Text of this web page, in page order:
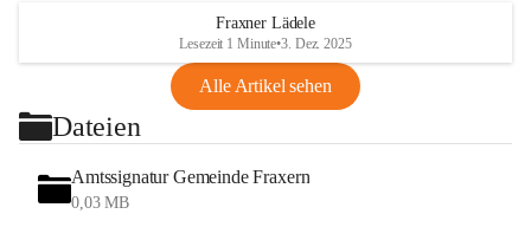
Fraxner Lädele
Lesezeit 1 Minute•3. Dez. 2025
Alle Artikel sehen
Dateien
Amtssignatur Gemeinde Fraxern
0,03 MB